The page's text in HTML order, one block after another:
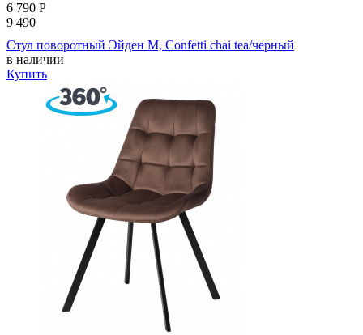
6 790 Р
9 490
Стул поворотный Эйден М, Confetti chai tea/черный
в наличии
Купить